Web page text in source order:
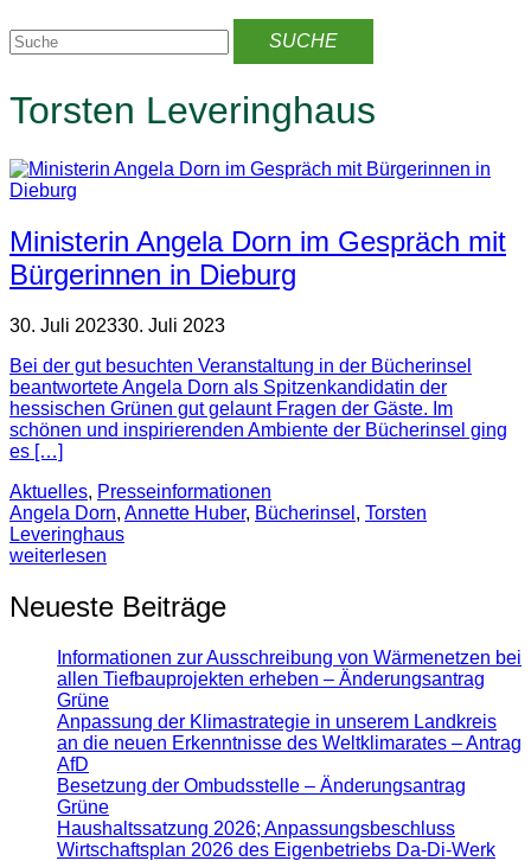
Torsten Leveringhaus
Ministerin Angela Dorn im Gespräch mit
Bürgerinnen in Dieburg
30. Juli 202330. Juli 2023
Bei der gut besuchten Veranstaltung in der Bücherinsel
beantwortete Angela Dorn als Spitzenkandidatin der
hessischen Grünen gut gelaunt Fragen der Gäste. Im
schönen und inspirierenden Ambiente der Bücherinsel ging
es […]
Aktuelles, Presse­informationen
Angela Dorn, Annette Huber, Bücherinsel , Torsten
Leveringhaus
weiterlesen
Neueste Beiträge
Informationen zur Ausschreibung von Wärmenetzen bei
allen Tiefbauprojekten erheben – Änderungsantrag
Grüne
Anpassung der Klimastrategie in unserem Landkreis
an die neuen Erkenntnisse des Weltklimarates – Antrag
AfD
Besetzung der Ombudsstelle – Änderungsantrag
Grüne
Haushaltssatzung 2026; Anpassungsbeschluss
Wirtschaftsplan 2026 des Eigenbetriebs Da-Di-Werk